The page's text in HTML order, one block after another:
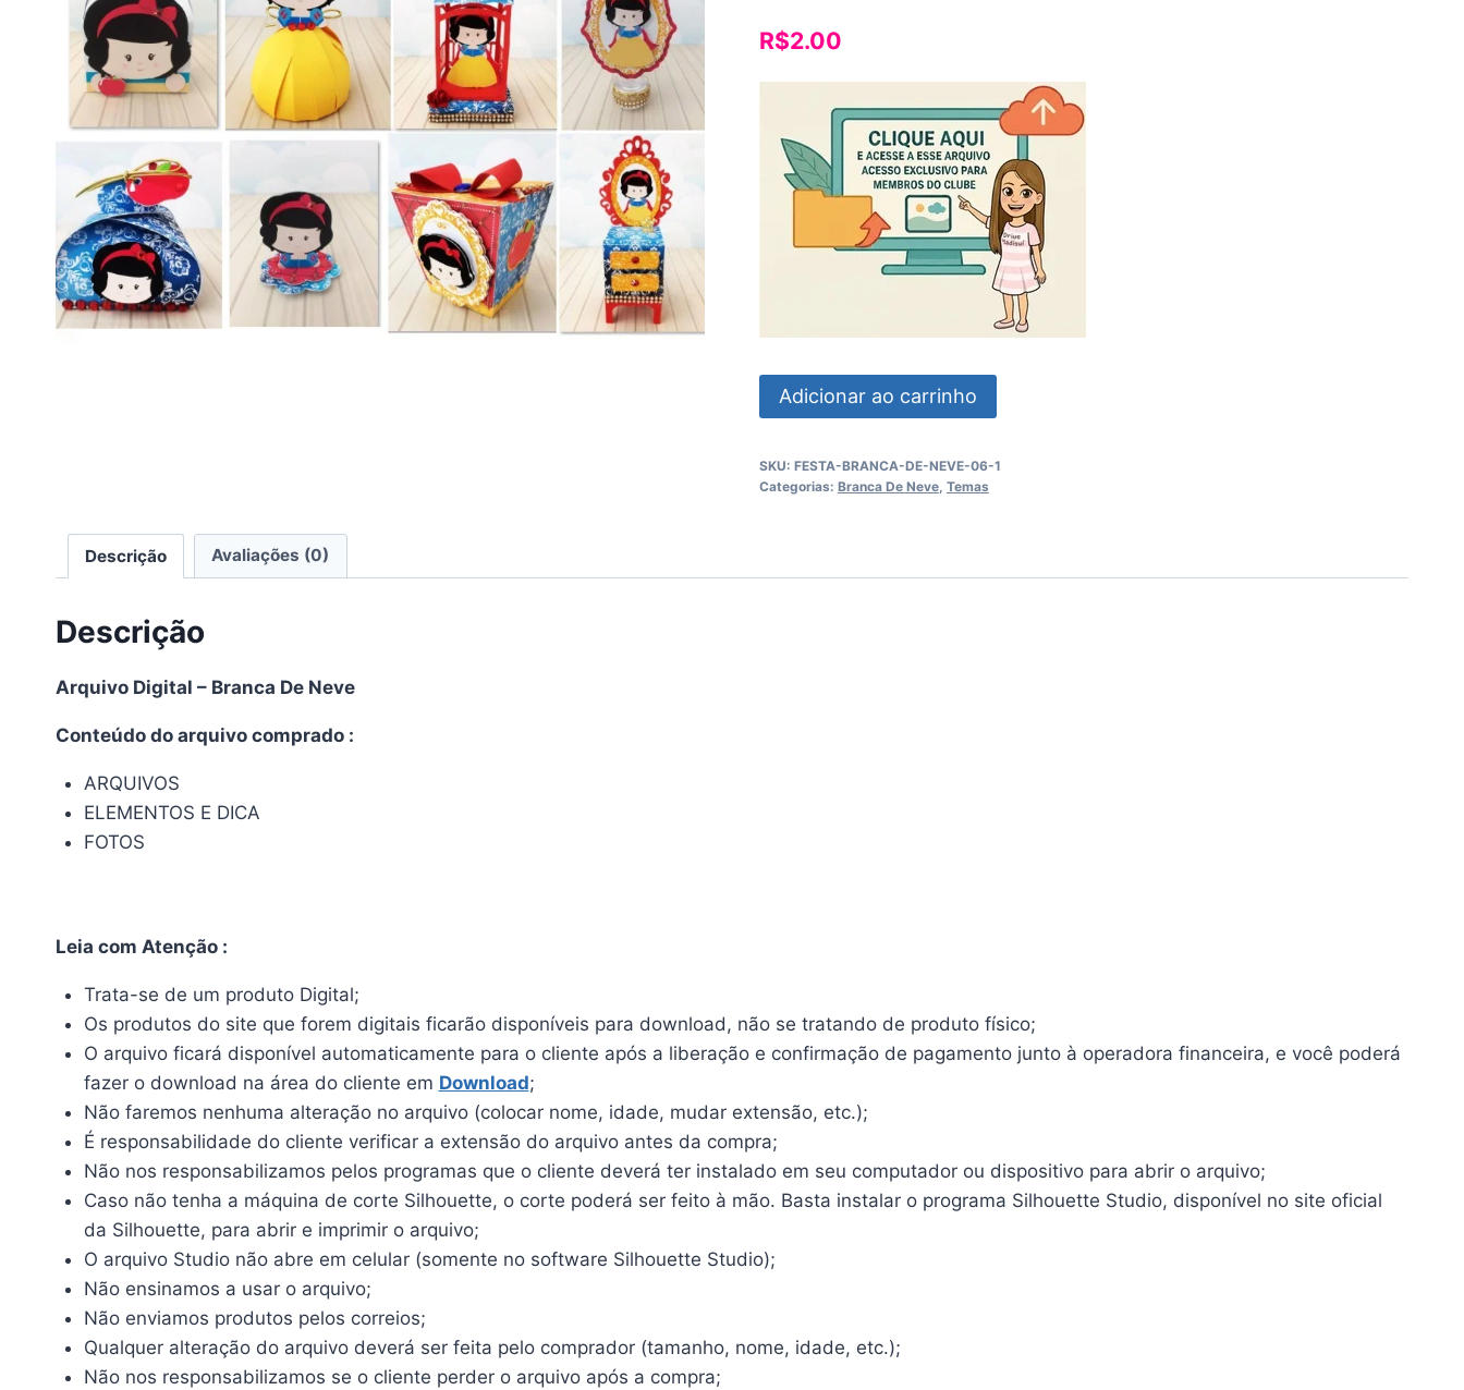
R$2.00
Branca
De
quantidade
Adicionar ao carrinho
SKU: FESTA-BRANCA-DE-NEVE-06-1
Categorias: Branca De Neve, Temas
Descrição Avaliações (0)
Descrição
Arquivo Digital – Branca De Neve
Conteúdo do arquivo comprado :
ARQUIVOS
ELEMENTOS E DICA
FOTOS
Leia com Atenção :
Trata-se de um produto Digital;
Os produtos do site que forem digitais ficarão disponíveis para download, não se tratando de produto físico;
O arquivo ficará disponível automaticamente para o cliente após a liberação e confirmação de pagamento junto à operadora financeira, e você poderá
fazer o download na área do cliente em Download;
Não faremos nenhuma alteração no arquivo (colocar nome, idade, mudar extensão, etc.);
É responsabilidade do cliente verificar a extensão do arquivo antes da compra;
Não nos responsabilizamos pelos programas que o cliente deverá ter instalado em seu computador ou dispositivo para abrir o arquivo;
Caso não tenha a máquina de corte Silhouette, o corte poderá ser feito à mão. Basta instalar o programa Silhouette Studio, disponível no site oficial
da Silhouette, para abrir e imprimir o arquivo;
O arquivo Studio não abre em celular (somente no software Silhouette Studio);
Não ensinamos a usar o arquivo;
Não enviamos produtos pelos correios;
Qualquer alteração do arquivo deverá ser feita pelo comprador (tamanho, nome, idade, etc.);
Não nos responsabilizamos se o cliente perder o arquivo após a compra;